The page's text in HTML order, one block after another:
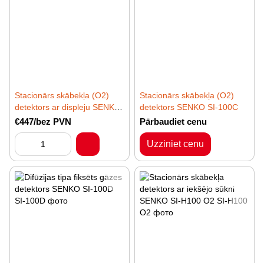
Stacionārs skābekļa (O2)
detektors ar displeju SENKO
SI-100
€447/bez PVN
Stacionārs skābekļa (O2)
detektors SENKO SI-100C
Pārbaudiet cenu
Uzziniet cenu